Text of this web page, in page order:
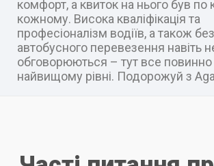
комфорт, а квиток на нього був по
кожному. Висока кваліфікація та
професіоналізм водіїв, а також
автобусного перевезення навіть
обговорюються – тут все повинно
найвищому рівні. Подорожуй з